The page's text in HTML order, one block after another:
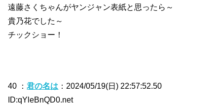
遠藤さくちゃんがヤンジャン表紙と思ったら～
貴乃花でした～
チックショー！
40 ：君の名は ：2024/05/19(日) 22:57:52.50
ID:qYleBnQD0.net